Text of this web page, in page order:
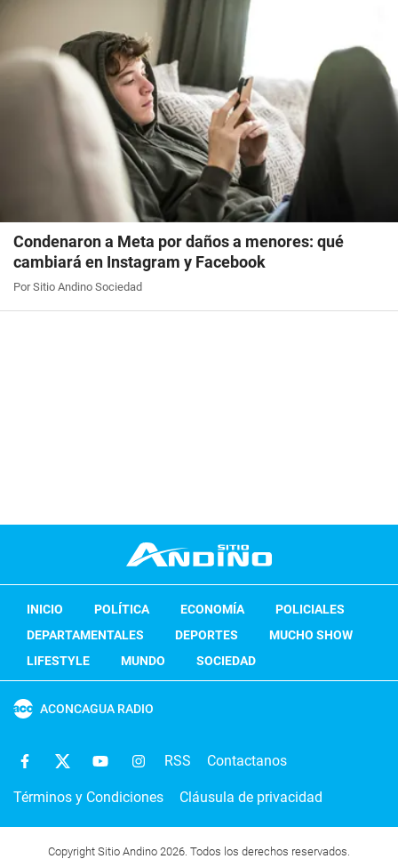
Condenaron a Meta por daños a menores: qué
cambiará en Instagram y Facebook
Por Sitio Andino Sociedad
INICIO POLÍTICA ECONOMÍA
POLICIALES
DEPARTAMENTALES
DEPORTES
MUCHO SHOW
LIFESTYLE
MUNDO SOCIEDAD
ACONCAGUA RADIO
RSS Contactanos
Términos y Condiciones Cláusula de privacidad
Copyright Sitio Andino 2026. Todos los derechos reservados.